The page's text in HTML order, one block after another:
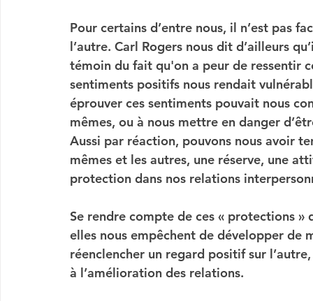
Pour certains d’entre nous, il n’est pas
l’autre. Carl Rogers nous dit d’ailleurs
témoin du fait qu'on a peur de ressentir
sentiments positifs nous rendait
éprouver ces sentiments pouvait nous
mêmes, ou à nous mettre en danger
Aussi par réaction, pouvons nous avoir
mêmes et les autres, une réserve, une
protection dans nos relations
Se rendre compte de ces « protections »
elles nous empêchent de développer
réenclencher un regard positif sur
à l’amélioration des relations.